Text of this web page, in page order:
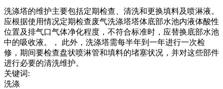
洗涤塔的维护主要包括定期检查、清洗和更换填料及喷淋液。
应根据使用情况定期检查废气洗涤塔塔体底部水池内液体酸性
位置及排气口气体净化程度，不符合标准时，应替换底部水池
中的吸收液。， 此外，洗涤塔需每半年到一年进行一次检
修，期间要检查盘状喷淋管和填料的堵塞状况，并对这些部件
进行必要的清洗维护。
关键词:
洗涤